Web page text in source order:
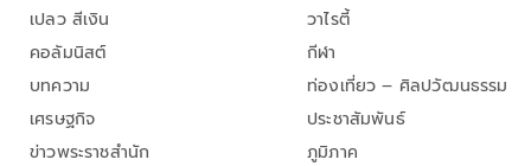
เปลว สีเงิน
คอลัมนิสต์
บทความ
เศรษฐกิจ
ข่าวพระราชสำนัก
วาไรตี้
กีฬา
ท่องเที่ยว – ศิลปวัฒนธรรม
ประชาสัมพันธ์
ภูมิภาค